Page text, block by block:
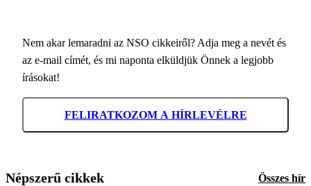
Nem akar lemaradni az NSO cikkeiről? Adja meg a nevét és
az e-mail címét, és mi naponta elküldjük Önnek a legjobb
írásokat!
FELIRATKOZOM A HÍRLEVÉLRE
Népszerű cikkek Összes hír